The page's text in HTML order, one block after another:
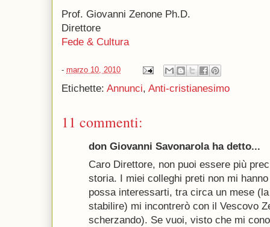
Prof. Giovanni Zenone Ph.D.
Direttore
Fede & Cultura
- marzo 10, 2010
Etichette: Annunci, Anti-cristianesimo
11 commenti:
don Giovanni Savonarola ha detto...
Caro Direttore, non puoi essere più
storia. I miei colleghi preti non mi
possa interessarti, tra circa un mese
stabilire) mi incontrerò con il Vescovo
scherzando). Se vuoi, visto che mi